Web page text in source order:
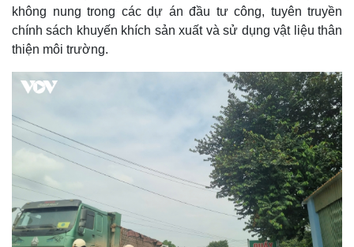
Kinh tế
Khởi nghiệp
Thị trường
Giá vàng
Tiêu dùng
Tỷ giá
Chứng khoán
Giá cà phê
không nung trong các dự án đầu tư công, tuyên truyền
chính sách khuyến khích sản xuất và sử dụng vật liệu thân
thiện môi trường.